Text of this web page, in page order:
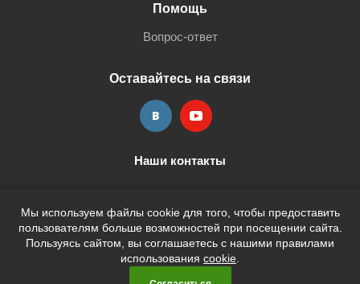
Мы используем файлы cookie для того, чтобы предоставить
пользователям больше возможностей при посещении сайта.
Пользуясь сайтом, вы соглашаетесь с нашими правилами
использования cookie
Помощь
Вопрос-ответ
Оставайтесь на связи
Наши контакты